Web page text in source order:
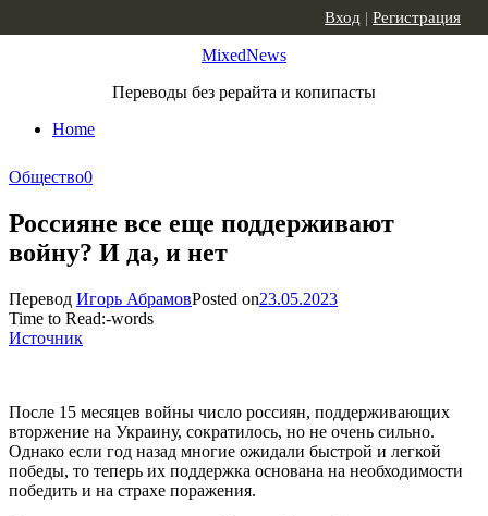
MixedNews
Переводы без рерайта и копипасты
Home
Вход | Регистрация
Общество0
Россияне все еще поддерживают
войну? И да, и нет
Перевод Игорь АбрамовPosted on23.05.2023
Time to Read:-words
Источник
После 15 месяцев войны число россиян, поддерживающих
вторжение на Украину, сократилось, но не очень сильно.
Однако если год назад многие ожидали быстрой и легкой
победы, то теперь их поддержка основана на необходимости
победить и на страхе поражения.